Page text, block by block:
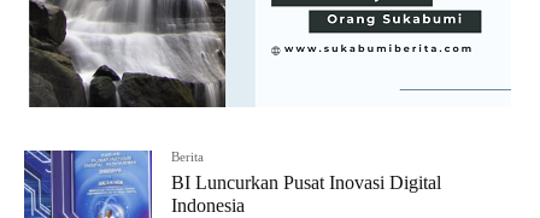
Berita
BI Luncurkan Pusat Inovasi Digital
Indonesia